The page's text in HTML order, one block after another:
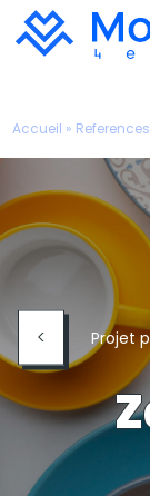
Accueil » References
< Projet